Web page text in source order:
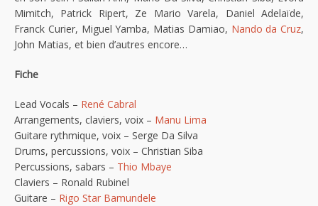
Mimitch, Patrick Ripert, Ze Mario Varela, Daniel Adelaïde,
Franck Curier, Miguel Yamba, Matias Damiao, Nando da Cruz,
John Matias, et bien d’autres encore…
Fiche
Lead Vocals – René Cabral
Arrangements, claviers, voix – Manu Lima
Guitare rythmique, voix – Serge Da Silva
Drums, percussions, voix – Christian Siba
Percussions, sabars – Thio Mbaye
Claviers – Ronald Rubinel
Guitare – Rigo Star Bamundele